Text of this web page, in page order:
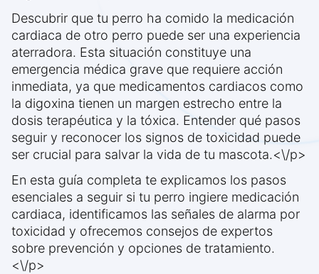
Descubrir que tu perro ha comido la medicación
cardiaca de otro perro puede ser una experiencia
aterradora. Esta situación constituye una
emergencia médica grave que requiere acción
inmediata, ya que medicamentos cardiacos como
la digoxina tienen un margen estrecho entre la
dosis terapéutica y la tóxica. Entender qué pasos
seguir y reconocer los signos de toxicidad puede
ser crucial para salvar la vida de tu mascota.<\/p>
En esta guía completa te explicamos los pasos
esenciales a seguir si tu perro ingiere medicación
cardiaca, identificamos las señales de alarma por
toxicidad y ofrecemos consejos de expertos
sobre prevención y opciones de tratamiento.
<\/p>